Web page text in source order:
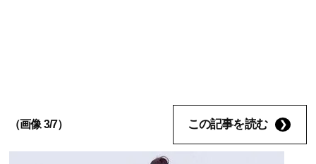
（画像 3/7） この記事を読む